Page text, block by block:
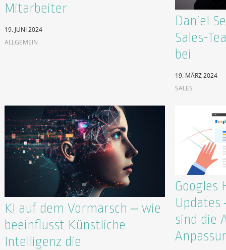
Mitarbeiter
19. JUNI 2024
ALLGEMEIN
Daniel
Sales-
bei
19. MÄRZ 2024
SALES
KI auf dem Vormarsch – wie
beeinflusst Künstliche
Intelligenz die
Googles
sind die